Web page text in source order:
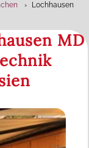
Lochhausen
MD